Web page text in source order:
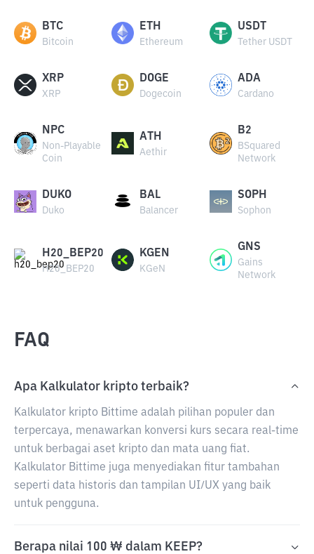
BTC
Bitcoin
ETH
Ethereum
USDT
Tether USDT
XRP
XRP
DOGE
Dogecoin
ADA
Cardano
NPC
Non-Playable
Coin
ATH
Aethir
B2
BSquared
Network
DUKO
Duko
BAL
Balancer
SOPH
Sophon
H20_BEP20
H20_BEP20
KGEN
KGeN
GNS
Gains
Network
FAQ
Apa Kalkulator kripto terbaik?
Kalkulator kripto Bittime adalah pilihan populer dan
terpercaya, menawarkan konversi kurs secara real-time
untuk berbagai aset kripto dan mata uang fiat.
Kalkulator Bittime juga menyediakan fitur tambahan
seperti data historis dan tampilan UI/UX yang baik
untuk pengguna.
Berapa nilai 100 ₩ dalam KEEP?